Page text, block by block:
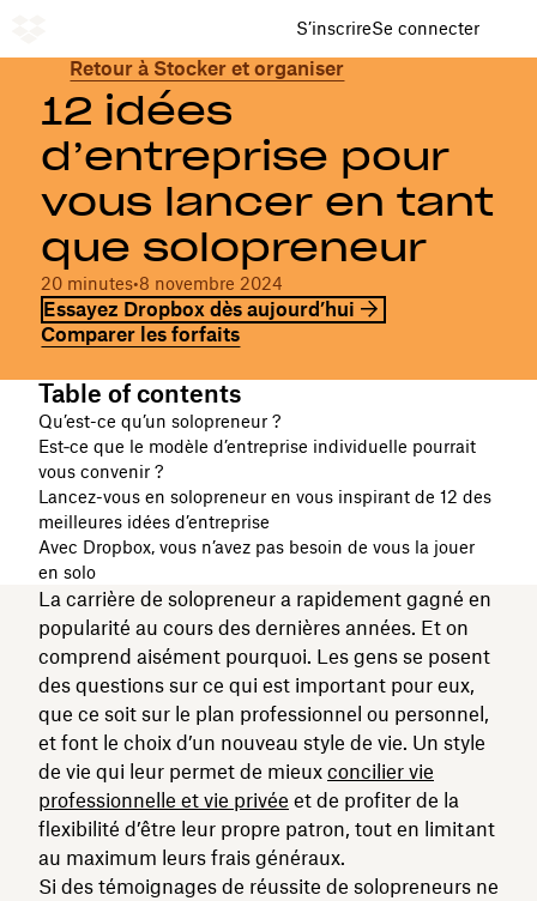
S’inscrireSe connecter
Retour à Stocker et organiser
12 idées
d’entreprise pour
vous lancer en tant
que solopreneur
20 minutes•8 novembre 2024
Essayez Dropbox dès aujourd’hui
Comparer les forfaits
Table of contents
Qu’est-ce qu’un solopreneur ?
Est‑ce que le modèle d’entreprise individuelle pourrait
vous convenir ?
Lancez-vous en solopreneur en vous inspirant de 12 des
meilleures idées d’entreprise
Avec Dropbox, vous n’avez pas besoin de vous la jouer
en solo
La carrière de solopreneur a rapidement gagné en
popularité au cours des dernières années. Et on
comprend aisément pourquoi. Les gens se posent
des questions sur ce qui est important pour eux,
que ce soit sur le plan professionnel ou personnel,
et font le choix d’un nouveau style de vie. Un style
de vie qui leur permet de mieux concilier vie
professionnelle et vie privée et de profiter de la
flexibilité d’être leur propre patron, tout en limitant
au maximum leurs frais généraux.
Si des témoignages de réussite de solopreneurs ne